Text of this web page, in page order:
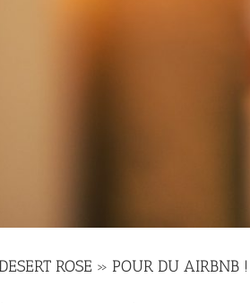
ROSE » POUR DU AIRBNB !